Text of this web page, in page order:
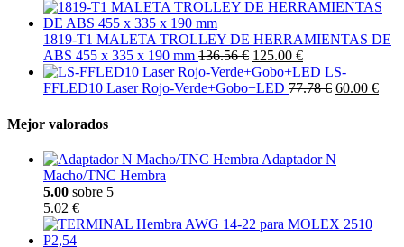
1819-T1 MALETA TROLLEY DE HERRAMIENTAS DE
ABS 455 x 335 x 190 mm 136.56 € 125.00 €
LS-
FFLED10 Laser Rojo-Verde+Gobo+LED 77.78 € 60.00 €
Mejor valorados
Adaptador N
Macho/TNC Hembra
5.00 sobre 5
5.02 €